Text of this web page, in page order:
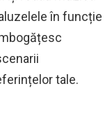
în funcție
tale.